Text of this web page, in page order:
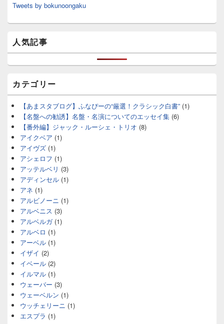
Tweets by bokunoongaku
人気記事
カテゴリー
【あまスタブログ】ふなぴーの“厳選！クラシック白書” (1)
【名盤への勧誘】名盤・名演についてのエッセイ集 (6)
【番外編】ジャック・ルーシェ・トリオ (8)
アイクベア (1)
アイヴズ (1)
アシェロフ (1)
アッテルベリ (3)
アディンセル (1)
アネ (1)
アルビノーニ (1)
アルベニス (3)
アルベルガ(1)
アルベロ (1)
アーベル (1)
イザイ (2)
イベール (2)
イルマル (1)
ウェーバー (3)
ウェーベルン (1)
ウッチェリーニ (1)
エスプラ (1)